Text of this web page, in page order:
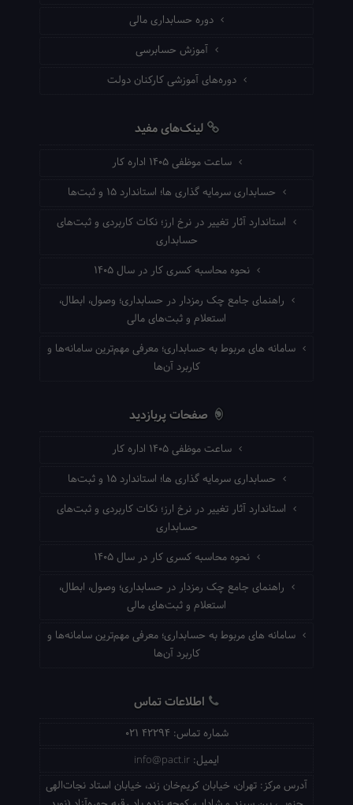
دوره حسابداری مالی
آموزش حسابرسی
دوره‌های آموزشی کارکنان دولت
لینک‌های مفید
ساعت موظفی ۱۴۰۵ اداره کار
حسابداری سرمایه گذاری ها؛ استاندارد ۱۵ و ثبت‌ها
استاندارد آثار تغییر در نرخ ارز؛ نکات کاربردی و ثبت‌های
حسابداری
نحوه محاسبه کسری کار در سال ۱۴۰۵
راهنمای جامع چک رمزدار در حسابداری؛ وصول، ابطال،
استعلام و ثبت‌های مالی
سامانه های مربوط به حسابداری؛ معرفی مهم‌ترین سامانه‌ها و
کاربرد آن‌ها
صفحات پربازدید
ساعت موظفی ۱۴۰۵ اداره کار
حسابداری سرمایه گذاری ها؛ استاندارد ۱۵ و ثبت‌ها
استاندارد آثار تغییر در نرخ ارز؛ نکات کاربردی و ثبت‌های
حسابداری
نحوه محاسبه کسری کار در سال ۱۴۰۵
راهنمای جامع چک رمزدار در حسابداری؛ وصول، ابطال،
استعلام و ثبت‌های مالی
سامانه های مربوط به حسابداری؛ معرفی مهم‌ترین سامانه‌ها و
کاربرد آن‌ها
اطلاعات تماس
شماره تماس: 021 42294
ایمیل: info@pact.ir
آدرس مرکز: تهران، خیابان کریم‌خان زند، خیابان استاد نجات‌الهی